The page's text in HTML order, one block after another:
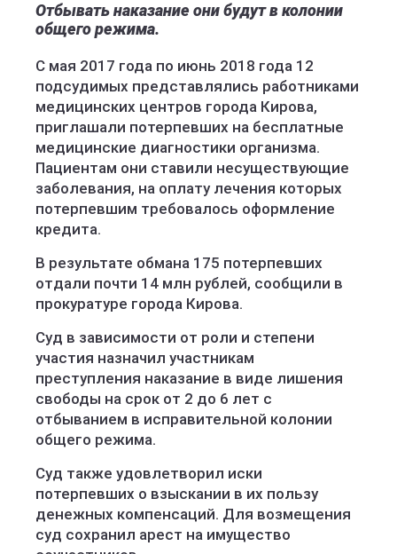
Отбывать наказание они будут в колонии
общего режима.
С мая 2017 года по июнь 2018 года 12
подсудимых представлялись работниками
медицинских центров города Кирова,
приглашали потерпевших на бесплатные
медицинские диагностики организма.
Пациентам они ставили несуществующие
заболевания, на оплату лечения которых
потерпевшим требовалось оформление
кредита.
В результате обмана 175 потерпевших
отдали почти 14 млн рублей, сообщили в
прокуратуре города Кирова.
Суд в зависимости от роли и степени
участия назначил участникам
преступления наказание в виде лишения
свободы на срок от 2 до 6 лет с
отбыванием в исправительной колонии
общего режима.
Суд также удовлетворил иски
потерпевших о взыскании в их пользу
денежных компенсаций. Для возмещения
суд сохранил арест на имущество